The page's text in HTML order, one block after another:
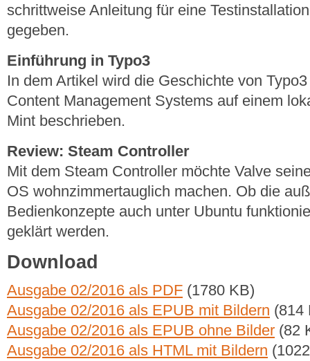
schrittweise Anleitung für eine
gegeben.
Einführung in Typo3
In dem Artikel wird die Geschichte von
Content Management Systems auf einem
Mint beschrieben.
Review: Steam Controller
Mit dem Steam Controller möchte Valve
OS wohnzimmertauglich machen. Ob die
Bedienkonzepte auch unter Ubuntu
geklärt werden.
Download
Ausgabe 02/2016 als PDF (1780 KB)
Ausgabe 02/2016 als EPUB mit Bildern (814
Ausgabe 02/2016 als EPUB ohne Bilder (82
Ausgabe 02/2016 als HTML mit Bildern